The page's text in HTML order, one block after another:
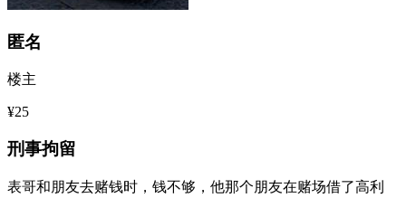
匿名
楼主
¥25
刑事拘留
表哥和朋友去赌钱时，钱不够，他那个朋友在赌场借了高利